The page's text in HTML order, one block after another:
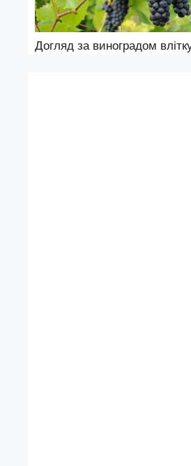
Догляд за виноградом